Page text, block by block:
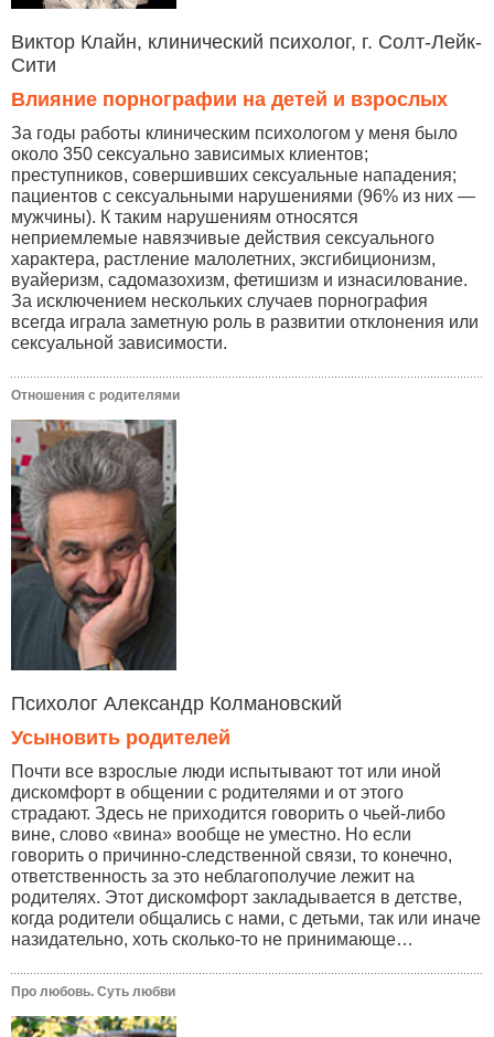
Виктор Клайн, клинический психолог, г. Солт-Лейк-
Сити
Влияние порнографии на детей и взрослых
За годы работы клиническим психологом у меня было
около 350 сексуально зависимых клиентов;
преступников, совершивших сексуальные нападения;
пациентов с сексуальными нарушениями (96% из них —
мужчины). К таким нарушениям относятся
неприемлемые навязчивые действия сексуального
характера, растление малолетних, эксгибиционизм,
вуайеризм, садомазохизм, фетишизм и изнасилование.
За исключением нескольких случаев порнография
всегда играла заметную роль в развитии отклонения или
сексуальной зависимости.
Отношения с родителями
Психолог Александр Колмановский
Усыновить родителей
Почти все взрослые люди испытывают тот или иной
дискомфорт в общении с родителями и от этого
страдают. Здесь не приходится говорить о чьей-либо
вине, слово «вина» вообще не уместно. Но если
говорить о причинно-следственной связи, то конечно,
ответственность за это неблагополучие лежит на
родителях. Этот дискомфорт закладывается в детстве,
когда родители общались с нами, с детьми, так или иначе
назидательно, хоть сколько-то не принимающе…
Про любовь. Суть любви